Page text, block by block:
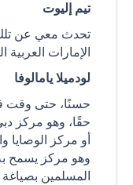
تيم إليوت
تحدث معي عن
الإمارات العربية
لودميلا يامالوفا
حسنًا، حتى وقت
حقًا، وهو مركز
أو مركز الوصايا
وهو مركز يسمح
المسلمين بصياغة